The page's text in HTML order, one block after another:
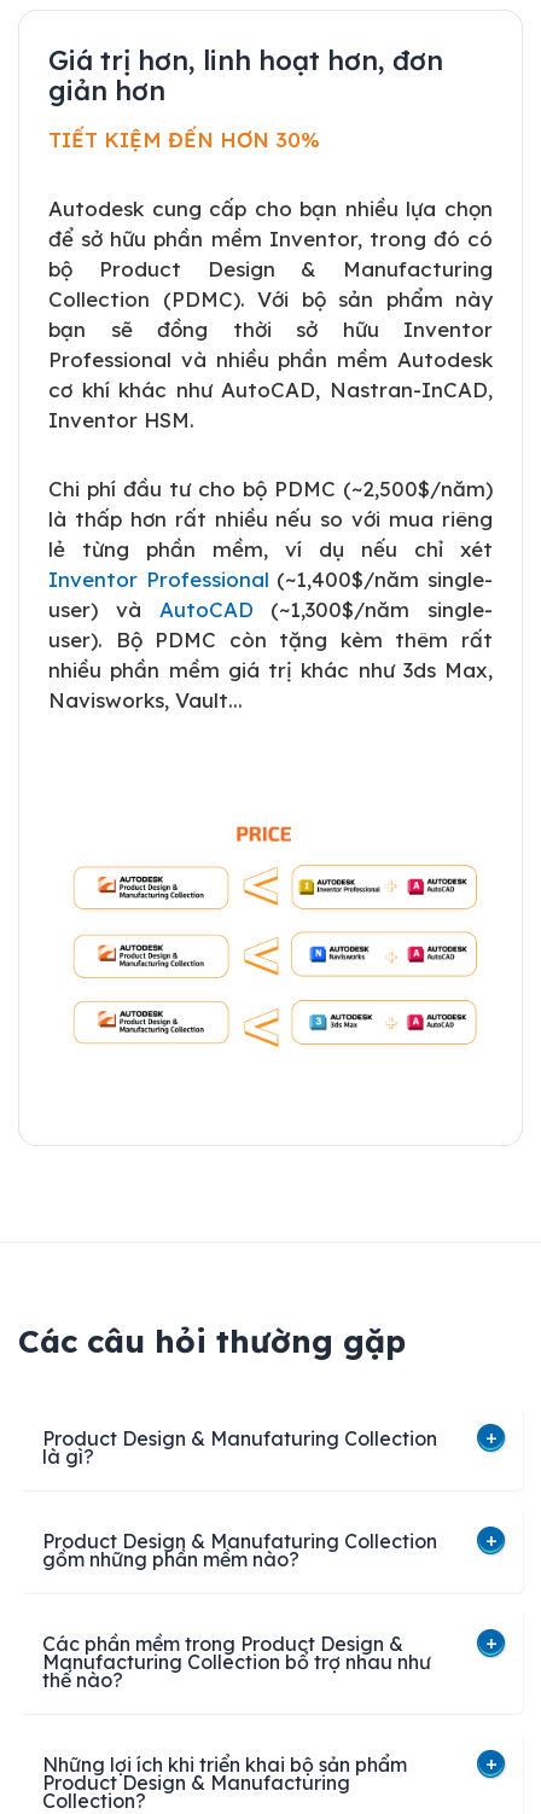
Giá trị hơn, linh hoạt hơn, đơn
giản hơn
TIẾT KIỆM ĐẾN HƠN 30%
Autodesk cung cấp cho bạn nhiều lựa chọn
để sở hữu phần mềm Inventor, trong đó có
bộ Product Design & Manufacturing
Collection (PDMC). Với bộ sản phẩm này
bạn sẽ đồng thời sở hữu Inventor
Professional và nhiều phần mềm Autodesk
cơ khí khác như AutoCAD, Nastran-InCAD,
Inventor HSM.
Chi phí đầu tư cho bộ PDMC (~2,500$/năm)
là thấp hơn rất nhiều nếu so với mua riêng
lẻ từng phần mềm, ví dụ nếu chỉ xét
Inventor Professional (~1,400$/năm single-
user) và AutoCAD (~1,300$/năm single-
user). Bộ PDMC còn tặng kèm thêm rất
nhiều phần mềm giá trị khác như 3ds Max,
Navisworks, Vault...
Các câu hỏi thường gặp
Product Design & Manufaturing Collection
là gì?
Product Design & Manufaturing Collection
gồm những phần mềm nào?
Các phần mềm trong Product Design &
Manufacturing Collection bổ trợ nhau như
thế nào?
Những lợi ích khi triển khai bộ sản phẩm
Product Design & Manufacturing
Collection?